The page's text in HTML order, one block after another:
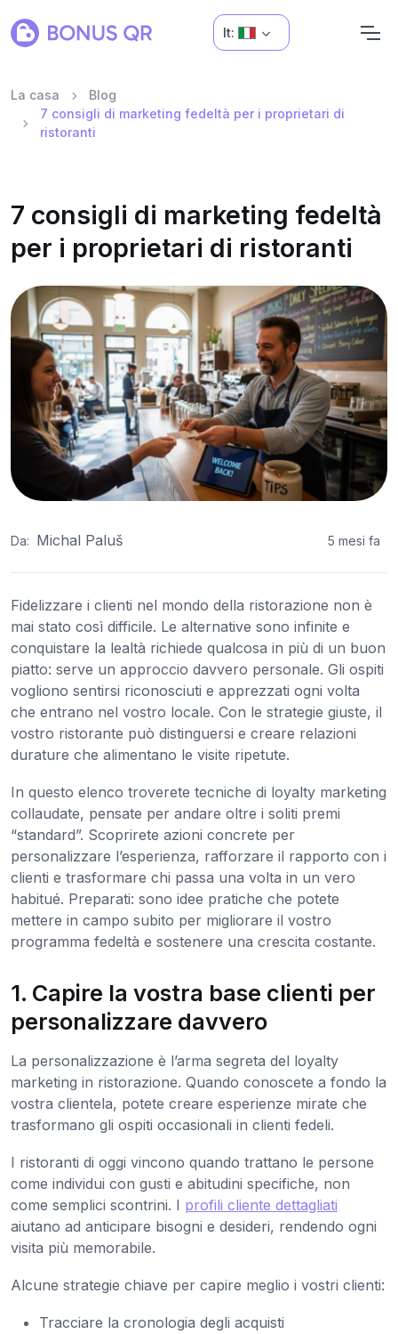
It:
La casa
Blog
7 consigli di marketing fedeltà per i proprietari di
ristoranti
7 consigli di marketing fedeltà
per i proprietari di ristoranti
Da: Michal Paluš 5 mesi fa
Fidelizzare i clienti nel mondo della ristorazione non è
mai stato così difficile. Le alternative sono infinite e
conquistare la lealtà richiede qualcosa in più di un buon
piatto: serve un approccio davvero personale. Gli ospiti
vogliono sentirsi riconosciuti e apprezzati ogni volta
che entrano nel vostro locale. Con le strategie giuste, il
vostro ristorante può distinguersi e creare relazioni
durature che alimentano le visite ripetute.
In questo elenco troverete tecniche di loyalty marketing
collaudate, pensate per andare oltre i soliti premi
“standard”. Scoprirete azioni concrete per
personalizzare l’esperienza, rafforzare il rapporto con i
clienti e trasformare chi passa una volta in un vero
habitué. Preparati: sono idee pratiche che potete
mettere in campo subito per migliorare il vostro
programma fedeltà e sostenere una crescita costante.
1. Capire la vostra base clienti per
personalizzare davvero
La personalizzazione è l’arma segreta del loyalty
marketing in ristorazione. Quando conoscete a fondo la
vostra clientela, potete creare esperienze mirate che
trasformano gli ospiti occasionali in clienti fedeli.
I ristoranti di oggi vincono quando trattano le persone
come individui con gusti e abitudini specifiche, non
come semplici scontrini. I profili cliente dettagliati
aiutano ad anticipare bisogni e desideri, rendendo ogni
visita più memorabile.
Alcune strategie chiave per capire meglio i vostri clienti:
Tracciare la cronologia degli acquisti